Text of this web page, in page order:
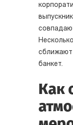
банкет.
Как